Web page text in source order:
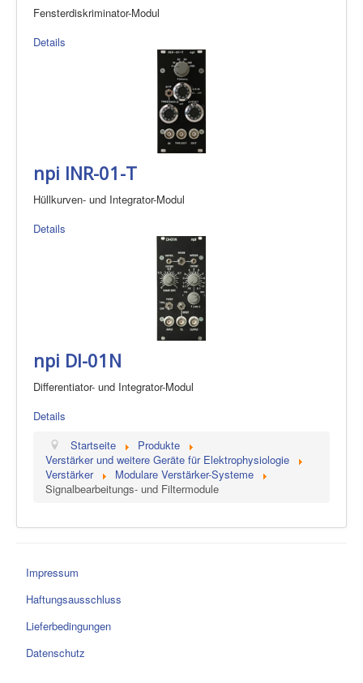
Fensterdiskriminator-Modul
Details
npi INR-01-T
Hüllkurven- und Integrator-Modul
Details
npi DI-01N
Differentiator- und Integrator-Modul
Details
Startseite
Produkte
Verstärker und weitere Geräte für Elektrophysiologie
Verstärker
Modulare Verstärker-Systeme
Signalbearbeitungs- und Filtermodule
Impressum
Haftungsausschluss
Lieferbedingungen
Datenschutz